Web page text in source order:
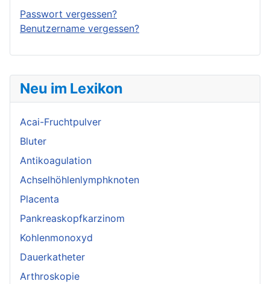
Neu im Lexikon
Acai-Fruchtpulver
Bluter
Antikoagulation
Achselhöhlenlymphknoten
Placenta
Pankreaskopfkarzinom
Kohlenmonoxyd
Dauerkatheter
Arthroskopie
Passwort vergessen?
Benutzername vergessen?